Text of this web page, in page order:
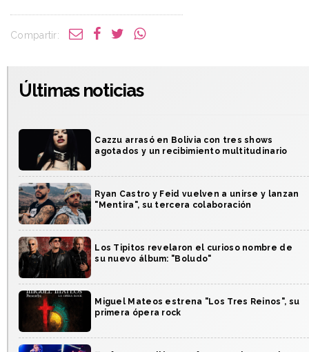
Compartir:
Últimas noticias
Cazzu arrasó en Bolivia con tres shows
agotados y un recibimiento multitudinario
Ryan Castro y Feid vuelven a unirse y lanzan
"Mentira", su tercera colaboración
Los Tipitos revelaron el curioso nombre de
su nuevo álbum: "Boludo"
Miguel Mateos estrena "Los Tres Reinos", su
primera ópera rock